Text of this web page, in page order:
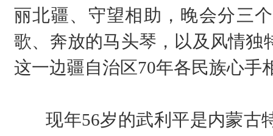
丽北疆、守望相助，晚会分三
歌、奔放的马头琴，以及风情独
这一边疆自治区70年各民族心手
现年56岁的武利平是内蒙古